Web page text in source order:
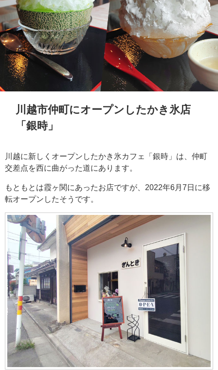
川越市仲町にオープンしたかき氷店
「銀時」
川越に新しくオープンしたかき氷カフェ「銀時」は、仲町
交差点を西に曲がった道にあります。
もともとは霞ヶ関にあったお店ですが、2022年6月7日に移
転オープンしたそうです。